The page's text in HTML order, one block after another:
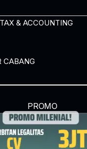
& ACCOUNTING
CABANG
PROMO